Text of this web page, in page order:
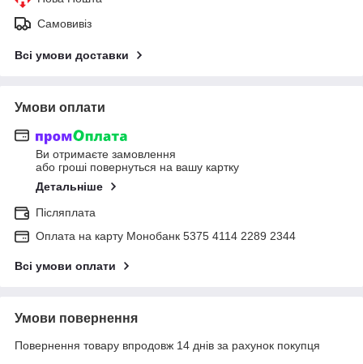
Самовивіз
Всі умови доставки
Умови оплати
Ви отримаєте замовлення
або гроші повернуться на вашу картку
Детальніше
Післяплата
Оплата на карту Монобанк 5375 4114 2289 2344
Всі умови оплати
Умови повернення
Повернення товару впродовж 14 днів за рахунок покупця